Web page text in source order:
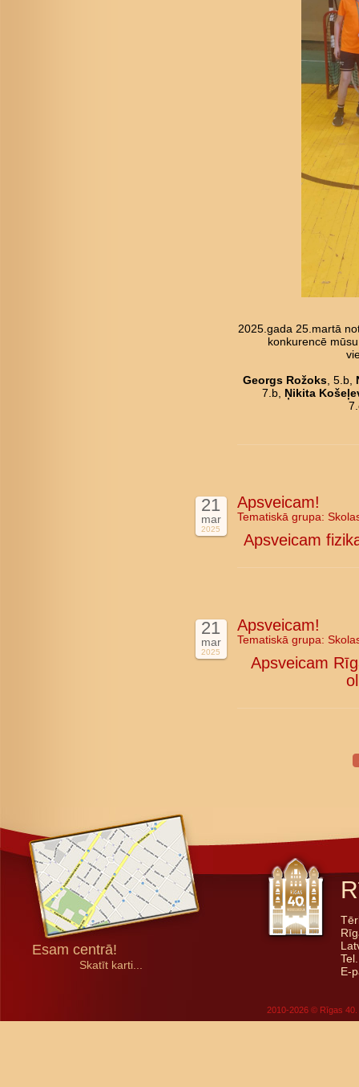
2025.gada 25.martā
konkurencē
Georgs Rožoks, 5.b,
7.b, Ņikita
21
mar
2025
Apsveicam!
Tematiskā grupa:
Apsveicam
21
mar
2025
Apsveicam!
Tematiskā grupa:
Apsveicam
Esam centrā!
Skatīt karti...
E-
2010-2026 © Rīgas